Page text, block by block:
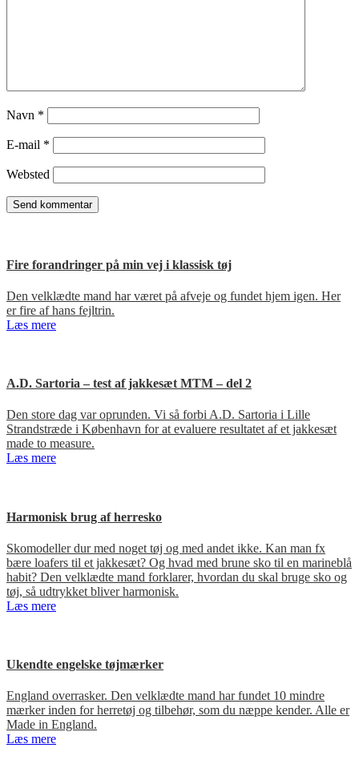
Navn *
E-mail *
Websted
Fire forandringer på min vej i klassisk tøj
Den velklædte mand har været på afveje og fundet hjem igen. Her
er fire af hans fejltrin.
Læs mere
A.D. Sartoria – test af jakkesæt MTM – del 2
Den store dag var oprunden. Vi så forbi A.D. Sartoria i Lille
Strandstræde i København for at evaluere resultatet af et jakkesæt
made to measure.
Læs mere
Harmonisk brug af herresko
Skomodeller dur med noget tøj og med andet ikke. Kan man fx
bære loafers til et jakkesæt? Og hvad med brune sko til en marineblå
habit? Den velklædte mand forklarer, hvordan du skal bruge sko og
tøj, så udtrykket bliver harmonisk.
Læs mere
Ukendte engelske tøjmærker
England overrasker. Den velklædte mand har fundet 10 mindre
mærker inden for herretøj og tilbehør, som du næppe kender. Alle er
Made in England.
Læs mere